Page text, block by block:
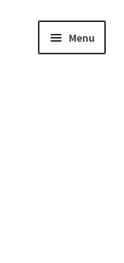
Menu